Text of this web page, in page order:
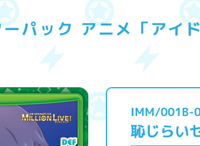
ーパック アニメ「アイ
IMM/001B-
恥じらい